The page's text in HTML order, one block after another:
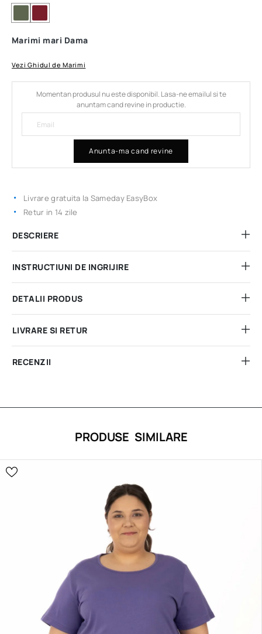
Marimi mari Dama
Vezi Ghidul de Marimi
Momentan produsul nu este disponibil. Lasa-ne emailul si te
anuntam cand revine in productie.
Anunta-ma cand revine
Livrare gratuita la Sameday EasyBox
Retur in 14 zile
DESCRIERE
INSTRUCTIUNI DE INGRIJIRE
DETALII PRODUS
LIVRARE SI RETUR
RECENZII
PRODUSE SIMILARE